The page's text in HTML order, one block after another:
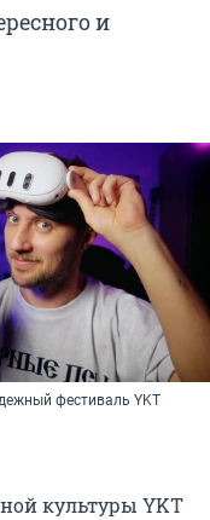
и
фестиваль YKT
культуры YKT